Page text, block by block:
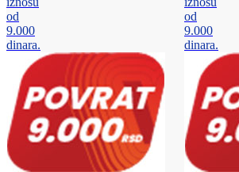
od
9.000
dinara.
od
9.000
dinara.